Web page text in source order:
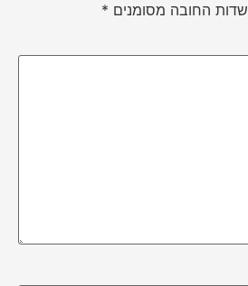
שדות החובה מסומנים *